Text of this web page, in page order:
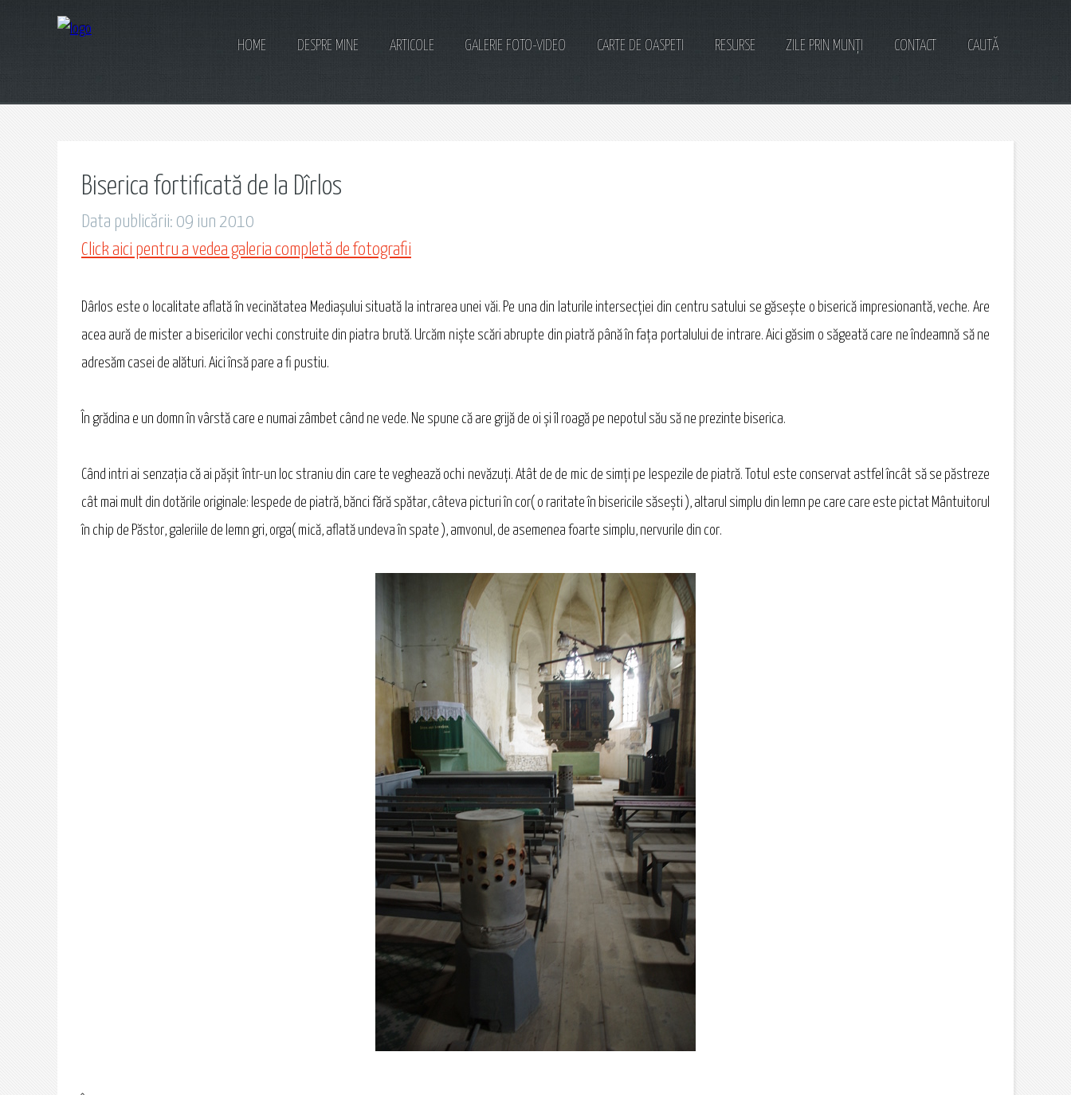
HOME DESPRE MINE ARTICOLE GALERIE FOTO-VIDEO CARTE DE OASPETI RESURSE ZILE PRIN MUNȚI CONTACT CAUTĂ
Biserica fortificată de la Dîrlos
Data publicării: 09 iun 2010
Click aici pentru a vedea galeria completă de fotografii
Dârlos este o localitate aflată în vecinătatea Mediașului situată la intrarea unei văi. Pe una din laturile intersecţiei din centru satului se găseşte o biserică impresionantă, veche. Are
acea aură de mister a bisericilor vechi construite din piatra brută. Urcăm nişte scări abrupte din piatră până în faţa portalului de intrare. Aici găsim o săgeată care ne îndeamnă să ne
adresăm casei de alături. Aici însă pare a fi pustiu.
În grădina e un domn în vârstă care e numai zâmbet când ne vede. Ne spune că are grijă de oi şi îl roagă pe nepotul său să ne prezinte biserica.
Când intri ai senzaţia că ai păşit într-un loc straniu din care te veghează ochi nevăzuţi. Atât de de mic de simţi pe lespezile de piatră. Totul este conservat astfel încât să se păstreze
cât mai mult din dotările originale: lespede de piatră, bănci fără spătar, câteva picturi în cor( o raritate în bisericile săseşti ), altarul simplu din lemn pe care care este pictat Mântuitorul
în chip de Păstor, galeriile de lemn gri, orga( mică, aflată undeva în spate ), amvonul, de asemenea foarte simplu, nervurile din cor.